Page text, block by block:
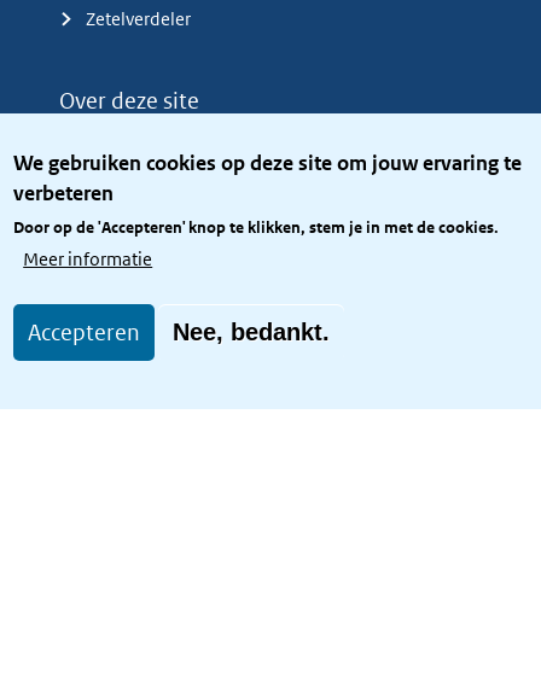
We gebruiken cookies op deze site om jouw ervaring te
verbeteren
Door op de 'Accepteren' knop te klikken, stem je in met de cookies.
Meer informatie
Accepteren Nee, bedankt.
Zetelverdeler
Over deze site
Privacy
Toegang site openbaar
Toegankelijkheid